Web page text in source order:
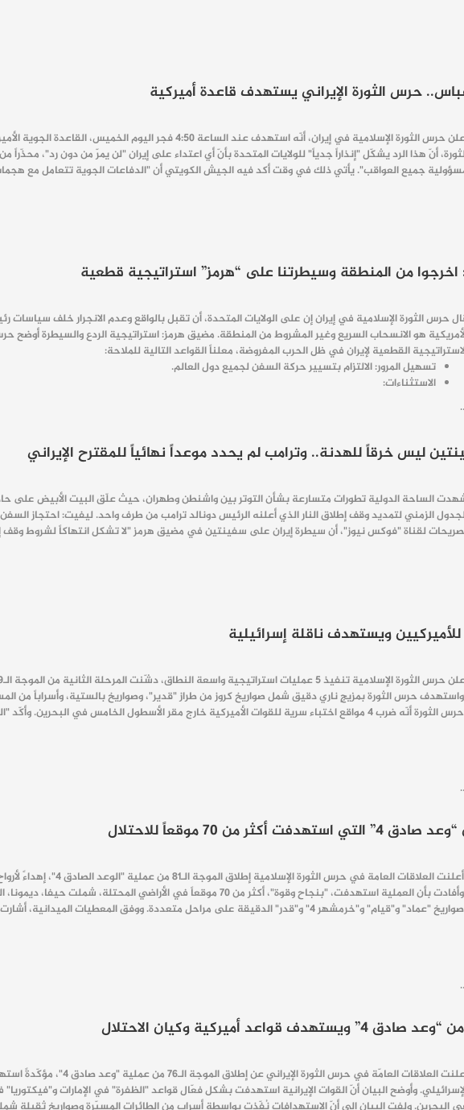
حرس الثورة الإيراني يستهدف قاعدة أميركية
أعلن حرس الثورة الإسلامية في إيران، أنّه استهدف عند
أنّ هذا الرد يشكّل "إنذاراً جدياً" للولايات المتحدة بأنّ أي اعتداء على إيران "لن يمرّ من دون رد"،
جميع العواقب". يأتي ذلك في وقت أكد فيه الجيش الكويتي أن "الدفاعات الجوية تتعامل مع
اخرجوا من المنطقة وسيطرتنا على “هرمز” استراتيجية قطعية
حرس الثورة الإسلامية في إيران إن على الولايات المتحدة، أن تقبل بالواقع وعدم الانجرار خلف
هو الانسحاب السريع وغير المشروط من المنطقة. مضيق هرمز: استراتيجية الردع والسيطرة أوضح
القطعية لإيران في ظل الحرب المفروضة، معلناً القواعد التالية للملاحة:
تسهيل المرور: الالتزام بتسيير حركة السفن لجميع دول العالم.
الاستثناءات:
ليس خرقاً للهدنة.. وترامب لم يحدد موعداً نهائياً للمقترح الإيراني
الساحة الدولية تطورات متسارعة بشأن التوتر بين واشنطن وطهران، حيث علّق البيت الأبيض على
الزمني لتمديد وقف إطلاق النار الذي أعلنه الرئيس دونالد ترامب من طرف واحد. ليفيت: احتجاز
لقناة "فوكس نيوز"، أن سيطرة إيران على سفينتين في مضيق هرمز "لا تشكل انتهاكاً لشروط وقف
ويستهدف ناقلة إسرائيلية
الثورة الإسلامية تنفيذ 5 عمليات استراتيجية واسعة النطاق، دشّنت المرحلة الثانية من الموجة الـ89 لعملية "وعد صادق 4" والتي أطلقتها إيران رداً على العدوان الأميركي الإسرائيلي.
واستهدف حرس الثورة بمزيجٍ ناري دقيق شمل صواريخ كروز من طراز "قدير"، وصواريخ بالستية، وأسراباً من
حرس الثورة أنّه ضرب 4 مواقع اختباء سرية للقوات الأميركية خارج مقر الأسطول الخامس في البحرين. وأكّد "الحرس" وقوع إصابات محققة، حيث
أعلنت العلاقات العامة في حرس الثورة الإسلامية إطلاق الموجة الـ81 من عملية "الوعد الصادق 4"، إهداءً لأرواح جنود الوطن والشهداء، ولا سيما الجندي البطل الشهيد سيد جواد إيزدي.
وأفادت بأن العملية استهدفت، "بنجاح وقوة"، أكثر من 70 موقعاً في
صواريخ "عماد" و"قيام" و"خرمشهر 4" و"قدر" الدقيقة على مراحل متعددة. ووفق المعطيات الميدانية، أشارت إلى تصاعد خسائر الكيان الصهيوني، ولا سيما بعد الموجات
أعلنت العلاقات العامّة
وأوضح البيان أنّ القوات الإيرانية استهدفت بشكل فعّال قواعد "الظفرة" في الإمارات
البحرين. ولفت البيان إلى أنّ الاستهدافات نُفّذت بواسطة أسراب من الطائرات المسيّرة وصواريخ ثقيلة